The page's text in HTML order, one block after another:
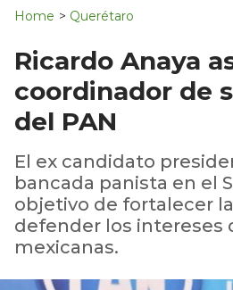
Navigation
Home > Querétaro
Ricardo Anaya
coordinador de
del PAN
El ex candidato
bancada panista en el
objetivo de fortalecer
defender los intereses
mexicanas.